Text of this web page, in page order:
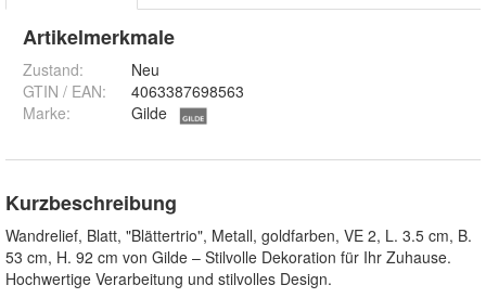
Artikelmerkmale
Zustand:
Neu
GTIN / EAN:
4063387698563
Marke:
Gilde
Kurzbeschreibung
Wandrelief, Blatt, "Blättertrio", Metall, goldfarben, VE 2, L. 3.5 cm, B.
53 cm, H. 92 cm von Gilde – Stilvolle Dekoration für Ihr Zuhause.
Hochwertige Verarbeitung und stilvolles Design.